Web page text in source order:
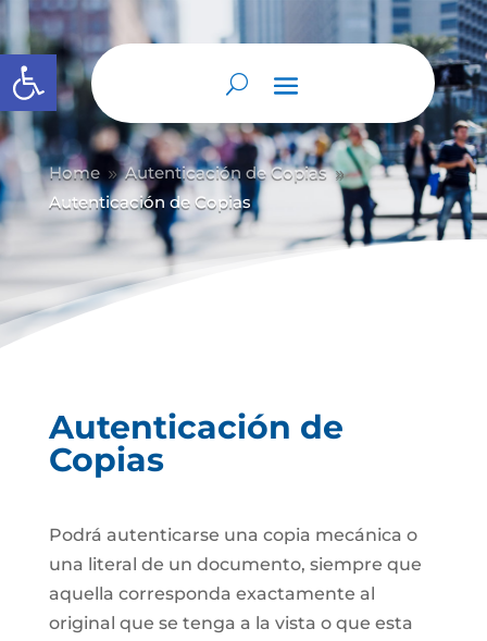
Abrir barra de herramientas
Home 9 Autenticación de Copias 9
Autenticación de Copias
Autenticación de
Copias
Podrá autenticarse una copia mecánica o
una literal de un documento, siempre que
aquella corresponda exactamente al
original que se tenga a la vista o que esta